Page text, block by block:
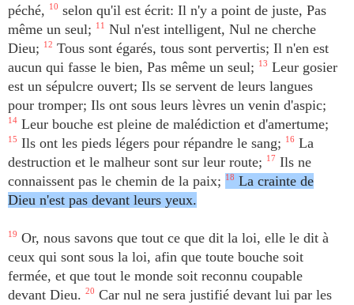
péché,
10 selon qu'il est écrit: Il n'y a point de juste, Pas
même un seul;
11
Nul n'est intelligent, Nul ne cherche
Dieu;
12 Tous sont égarés, tous sont pervertis; Il n'en est
aucun qui fasse le bien, Pas même un seul;
13 Leur gosier
est un sépulcre ouvert; Ils se servent de leurs langues
pour tromper; Ils ont sous leurs lèvres un venin d'aspic;
14 Leur bouche est pleine de malédiction et d'amertume;
15 Ils ont les pieds légers pour répandre le sang; 16 La
destruction et le malheur sont sur leur route;
17 Ils ne
connaissent pas le chemin de la paix;
18 La crainte de
Dieu n'est pas devant leurs yeux.
19 Or, nous savons que tout ce que dit la loi, elle le dit à
ceux qui sont sous la loi, afin que toute bouche soit
fermée, et que tout le monde soit reconnu coupable
devant Dieu. 20 Car nul ne sera justifié devant lui par les